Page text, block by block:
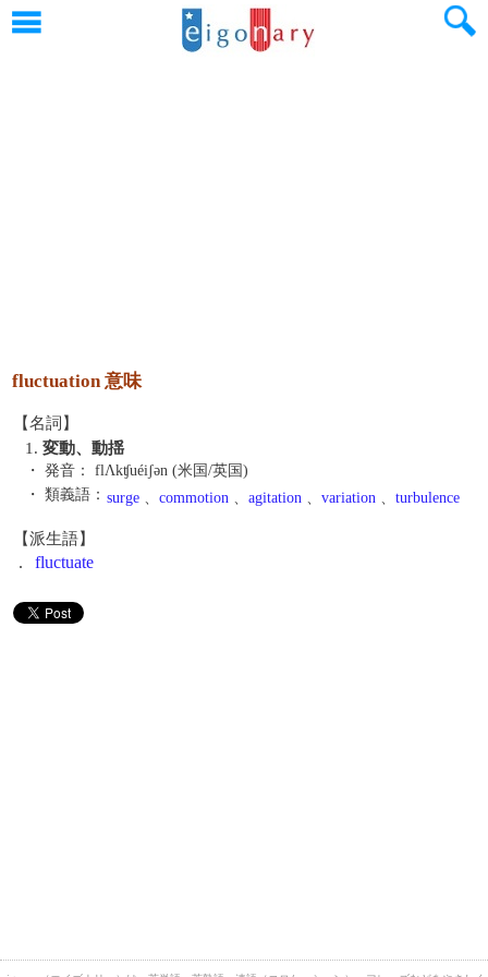
fluctuation 意味
【名詞】
1. 変動、動揺
・ 発音：
flΛkʧuéiʃən (米国/英国)
・ 類義語： surge 、 commotion 、 agitation 、 variation 、 turbulence
【派生語】
. fluctuate